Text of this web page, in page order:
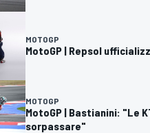
MOTOGP
MotoGP | Repsol
MOTOGP
MotoGP | Bastianini: "Le
sorpassare"